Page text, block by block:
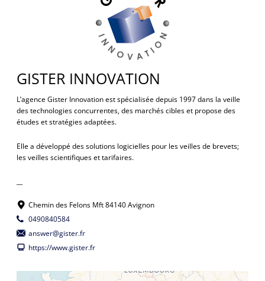
GISTER INNOVATION
L’agence Gister Innovation est spécialisée depuis 1997 dans la veille
des technologies concurrentes, des marchés cibles et propose des
études et stratégies adaptées.
Elle a développé des solutions logicielles pour les veilles de brevets;
les veilles scientifiques et tarifaires.
Chemin des Felons Mft 84140 Avignon
0490840584
answer@gister.fr
https://www.gister.fr